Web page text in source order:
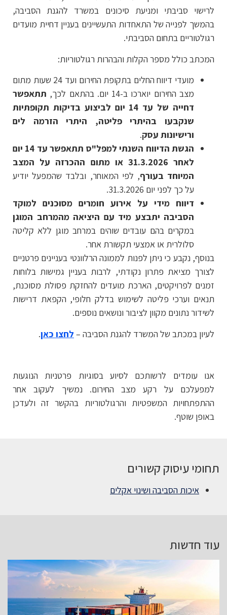
לרישוי סביבתי ומניעת סיכונים במשרד להגנת הסביבה,
בהמשך לפנייה של התאחדות התעשיינים בעניין דחיית מועדים
רגולטוריים בתחום הסביבתי.
המכתב כולל מספר הקלות והבהרות רגולטוריות:
מועדי דיווח החלים בתקופת החירום ועד 24 שעות מתום
מצב החירום יוארכו ב-14 יום. בהתאם לכך,
תתאפשר
דחייה של עד 14 יום לביצוע בדיקות תקופתיות
שנקבעו בהיתרי פליטה, היתרי הזרמה לים
ורישיונות עסק.
הגשת הדיווח השנתי למפל"ס תתאפשר עד 14 יום
לאחר 31.3.2026 או מתום ההכרזה על המצב
המיוחד בעורף, לפי המאוחר, ובלבד שהמפעל יודיע
על כך לפני יום 31.3.2026.
דיווח מידי על אירוע חומרים מסוכנים למוקד
הסביבה יתבצע מיד עם היציאה מהמרחב המוגן
במקרים בהם עובדים שוהים במרחב מוגן ללא קליטה
סלולרית או אמצעי תקשורת אחר.
בנוסף, נקבע כי ניתן לפנות לממונה הרלוונטי בעניינים פרטניים
לצורך מציאת פתרון נקודתי, לרבות בעניין גמישות בלוחות
זמנים לפרויקטים, הארכת מועדים להחזקת פסולת מסוכנת,
תנאים וערכי פליטה לשימוש בדלק חלופי, הקפאת דרישות
לשידור נתונים מקוון לציבור ונושאים נוספים.
לעיון במכתב של המשרד להגנת הסביבה – לחצו כאן.
אנו עומדים לרשותכם לסיוע בסוגיות פרטניות הנוגעות
למפעלכם על רקע מצב החירום. נמשיך לעקוב אחר
ההתפתחויות המשפטיות והרגולטוריות בהקשר זה ולעדכן
באופן שוטף.
תחומי עיסוק קשורים
איכות הסביבה ושינוי אקלים
עוד חדשות